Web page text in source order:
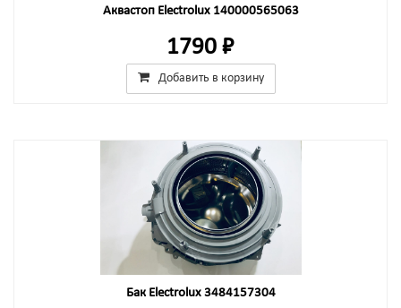
Аквастоп Electrolux 140000565063
1790 ₽
Добавить в корзину
Бак Electrolux 3484157304